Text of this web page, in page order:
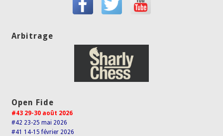
Arbitrage
Open Fide
#43 29-30 août 2026
#42 23-25 mai 2026
#41 14-15 février 2026